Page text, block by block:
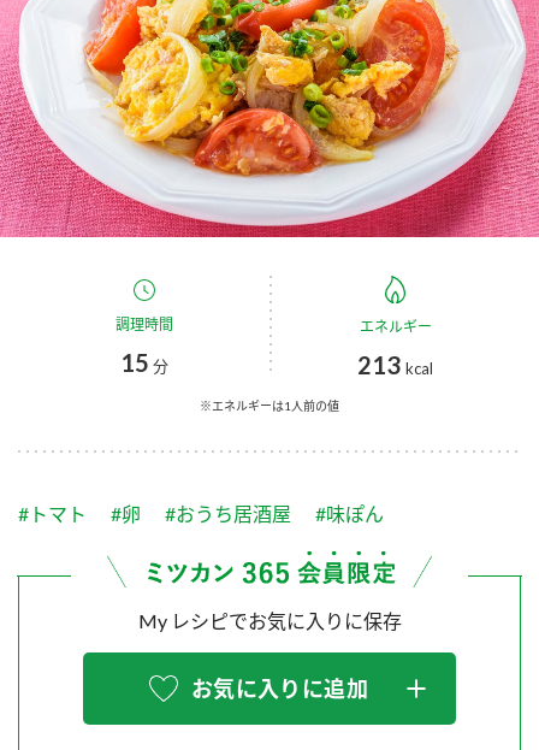
お酢ドリンク ぽん酢
みりん風・料理酒 鍋用調味料
つゆ たれ
スープ 中華
ふりかけ おすしの素
炊き込みご飯の素 米飯用調味液
ブランド・スペシャルサイト
ブランド・スペシャルサイト トップ
商品ブランドサイト
Fibee（ファイビー）
くらしプラ酢
お酢ドリンク
つゆ
PIN印
スペシャルサイト
企業情報
国内事業概要
企業理念
ミツカンの歴史
ミツカンを知る
環境への取り組み
ZENB initiative
MIM（ミツカンミュージアム）
販売終了製品のご案内
よくあるご質問
調理時間
15 分
エネルギー
213 kcal
※エネルギーは1人前の値
#トマト #卵 #おうち居酒屋 #味ぽん
My レシピでお気に入りに保存
お気に入りに追加